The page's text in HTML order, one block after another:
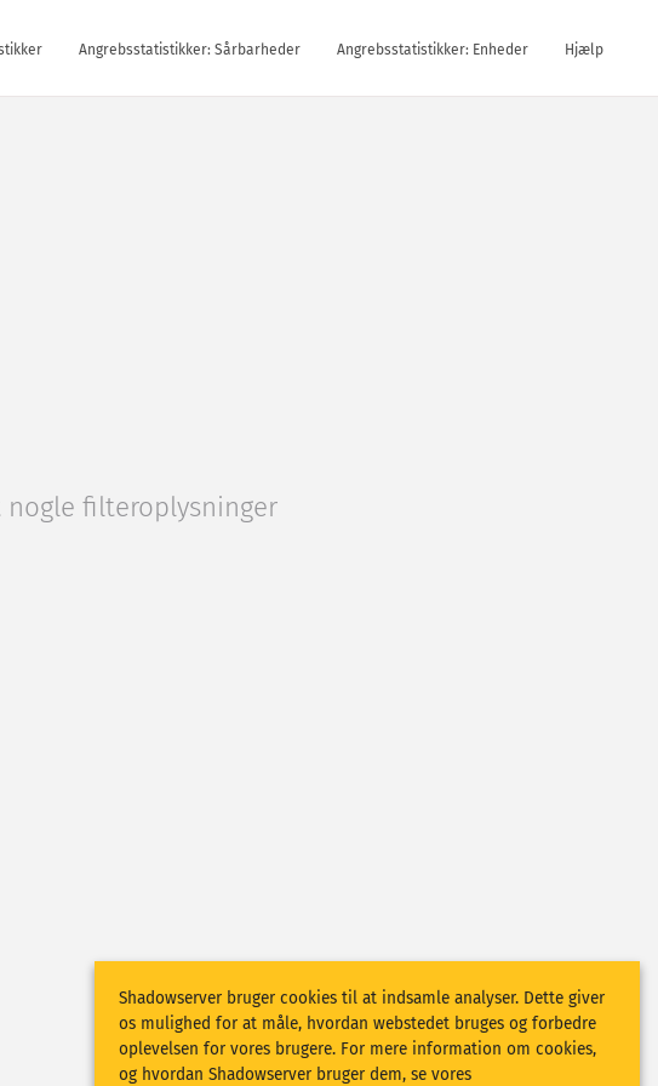
Angrebsstatistikker: Sårbarheder Angrebsstatistikker: Enheder Hjælp
nogle filteroplysninger
Shadowserver bruger cookies til at indsamle analyser. Dette giver
os mulighed for at måle, hvordan webstedet bruges og forbedre
oplevelsen for vores brugere. For mere information om cookies,
og hvordan Shadowserver bruger dem, se vores